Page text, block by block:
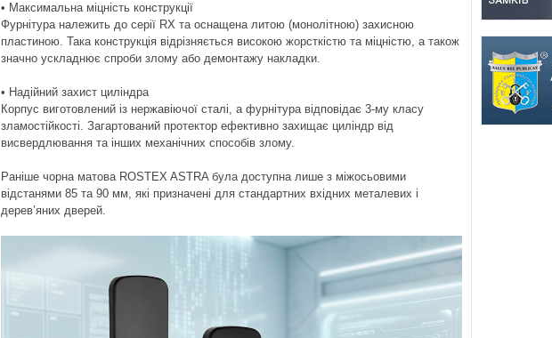
• Максимальна міцність конструкції
Фурнітура належить до серії RX та оснащена литою (монолітною) захисною
пластиною. Така конструкція відрізняється високою жорсткістю та міцністю, а також
значно ускладнює спроби злому або демонтажу накладки.
• Надійний захист циліндра
Корпус виготовлений із нержавіючої сталі, а фурнітура відповідає 3-му класу
зламостійкості. Загартований протектор ефективно захищає циліндр від
висвердлювання та інших механічних способів злому.
Раніше чорна матова ROSTEX ASTRA була доступна лише з міжосьовими
відстанями 85 та 90 мм, які призначені для стандартних вхідних металевих і
дерев’яних дверей.